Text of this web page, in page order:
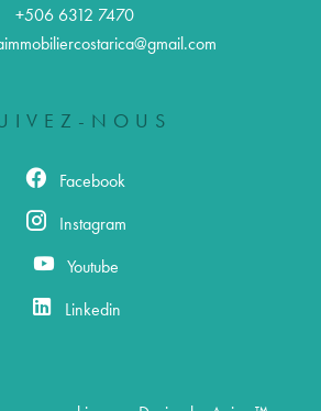
+506 6312 7470
NOUS
Facebook
Instagram
Youtube
Linkedin